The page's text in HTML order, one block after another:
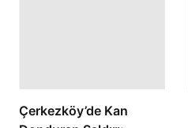
Çerkezköy’de Kan